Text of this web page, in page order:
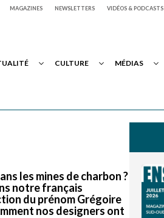
MAGAZINES NEWSLETTERS VIDÉOS & PODCASTS
CULTURE MÉDIAS
les mines de charbon ?
notre français
du prénom Grégoire
nos designers ont